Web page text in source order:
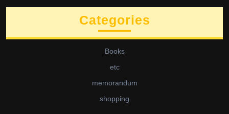
Categories
Books
etc
memorandum
shopping